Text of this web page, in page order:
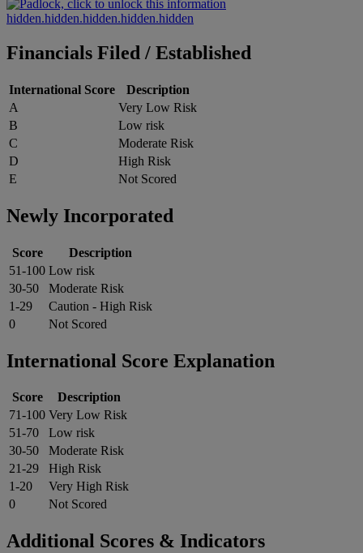
hidden.hidden.hidden.hidden.hidden
Financials Filed / Established
International Score
Description
A
Very Low Risk
B
Low risk
C
Moderate Risk
D
High Risk
E
Not Scored
Newly Incorporated
Score
Description
51-100 Low risk
30-50
Moderate Risk
1-29
Caution - High Risk
0
Not Scored
International Score Explanation
Score
Description
71-100 Very Low Risk
51-70
Low risk
30-50
Moderate Risk
21-29
High Risk
1-20
Very High Risk
0
Not Scored
Additional Scores & Indicators